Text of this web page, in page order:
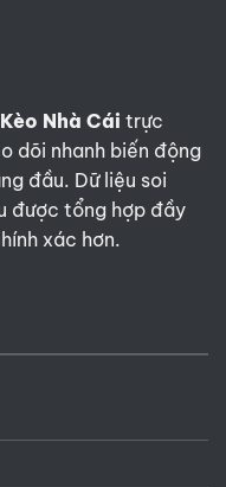
Kèo Nhà Cái trực
dõi nhanh biến động
đầu. Dữ liệu soi
được tổng hợp đầy
xác hơn.